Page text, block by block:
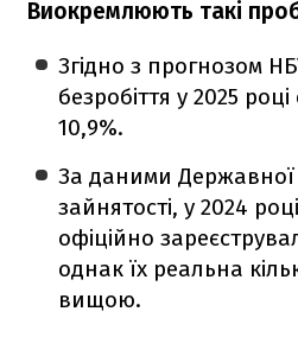
Виокремлюють такі
Згідно з прогнозом
безробіття у 2025
10,9%.
За даними
зайнятості, у 2024
офіційно
однак їх реальна
вищою.